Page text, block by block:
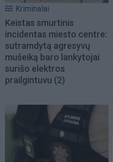
Kriminalai
Keistas smurtinis
incidentas miesto centre:
sutramdytą agresyvų
mušeiką baro lankytojai
surišo elektros
prailgintuvu (2)